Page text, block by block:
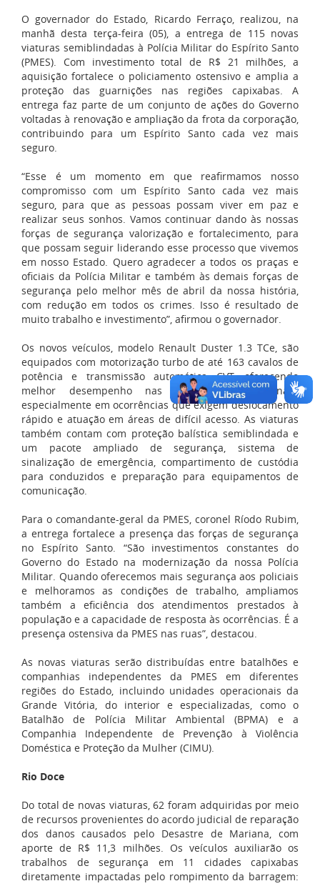
O governador do Estado, Ricardo Ferraço, realizou, na
manhã desta terça-feira (05), a entrega de 115 novas
viaturas semiblindadas à Polícia Militar do Espírito Santo
(PMES). Com investimento total de R$ 21 milhões, a
aquisição fortalece o policiamento ostensivo e amplia a
proteção das guarnições nas regiões capixabas. A
entrega faz parte de um conjunto de ações do Governo
voltadas à renovação e ampliação da frota da corporação,
contribuindo para um Espírito Santo cada vez mais
seguro.
“Esse é um momento em que reafirmamos nosso
compromisso com um Espírito Santo cada vez mais
seguro, para que as pessoas possam viver em paz e
realizar seus sonhos. Vamos continuar dando às nossas
forças de segurança valorização e fortalecimento, para
que possam seguir liderando esse processo que vivemos
em nosso Estado. Quero agradecer a todos os praças e
oficiais da Polícia Militar e também às demais forças de
segurança pelo melhor mês de abril da nossa história,
com redução em todos os crimes. Isso é resultado de
muito trabalho e investimento”, afirmou o governador.
Os novos veículos, modelo Renault Duster 1.3 TCe, são
equipados com motorização turbo de até 163 cavalos de
potência e transmissão automática CVT, oferecendo
melhor desempenho nas respostas operacionais,
especialmente em ocorrências que exigem deslocamento
rápido e atuação em áreas de difícil acesso. As viaturas
também contam com proteção balística semiblindada e
um pacote ampliado de segurança, sistema de
sinalização de emergência, compartimento de custódia
para conduzidos e preparação para equipamentos de
comunicação.
Para o comandante-geral da PMES, coronel Ríodo Rubim,
a entrega fortalece a presença das forças de segurança
no Espírito Santo. “São investimentos constantes do
Governo do Estado na modernização da nossa Polícia
Militar. Quando oferecemos mais segurança aos policiais
e melhoramos as condições de trabalho, ampliamos
também a eficiência dos atendimentos prestados à
população e a capacidade de resposta às ocorrências. É a
presença ostensiva da PMES nas ruas”, destacou.
As novas viaturas serão distribuídas entre batalhões e
companhias independentes da PMES em diferentes
regiões do Estado, incluindo unidades operacionais da
Grande Vitória, do interior e especializadas, como o
Batalhão de Polícia Militar Ambiental (BPMA) e a
Companhia Independente de Prevenção à Violência
Doméstica e Proteção da Mulher (CIMU).
Rio Doce
Do total de novas viaturas, 62 foram adquiridas por meio
de recursos provenientes do acordo judicial de reparação
dos danos causados pelo Desastre de Mariana, com
aporte de R$ 11,3 milhões. Os veículos auxiliarão os
trabalhos de segurança em 11 cidades capixabas
diretamente impactadas pelo rompimento da barragem: